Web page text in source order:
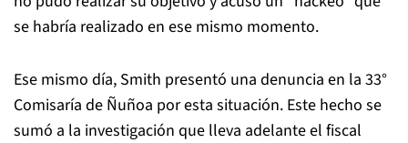
se habría realizado en ese mismo momento.
Ese mismo día, Smith presentó una denuncia en la 33°
Comisaría de Ñuñoa por esta situación. Este hecho se
sumó a la investigación que lleva adelante el fiscal